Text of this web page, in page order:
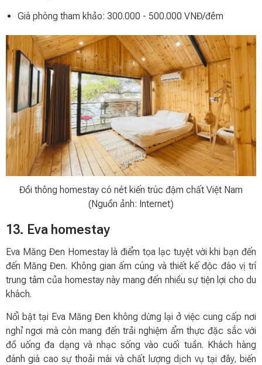
Giá phòng tham khảo: 300.000 - 500.000 VNĐ/đêm
Đồi thông homestay có nét kiến trúc đậm chất Việt Nam
(Nguồn ảnh: Internet)
13. Eva homestay
Eva Măng Đen Homestay là điểm tọa lạc tuyệt vời khi bạn đến
đến Măng Đen. Không gian ấm cúng và thiết kế độc đáo vị trí
trung tâm của homestay này mang đến nhiều sự tiện lợi cho du
khách.
Nổi bật tại Eva Măng Đen không dừng lại ở việc cung cấp nơi
nghỉ ngơi mà còn mang đến trải nghiệm ẩm thực đặc sắc với
đồ uống đa dạng và nhạc sống vào cuối tuần. Khách hàng
đánh giá cao sự thoải mái và chất lượng dịch vụ tại đây, biến